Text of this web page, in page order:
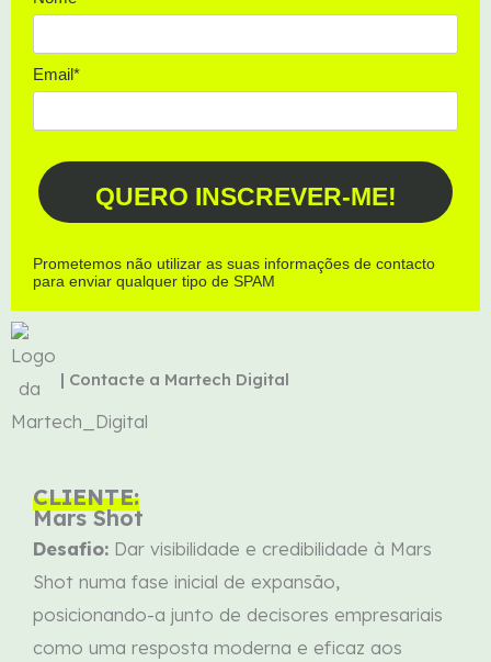
i
n
r
a
m
e
Email*
QUERO INSCREVER-ME!
Prometemos não utilizar as suas informações de contacto
para enviar qualquer tipo de SPAM
| Contacte a Martech Digital
CLIENTE:
Mars Shot
Desafio: Dar visibilidade e credibilidade à Mars
Shot numa fase inicial de expansão,
posicionando-a junto de decisores empresariais
como uma resposta moderna e eficaz aos